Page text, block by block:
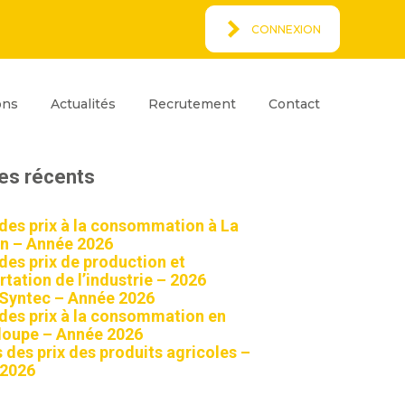
CONNEXION
Actualités Recrutement Contact
récents
prix à la consommation à La
– Année 2026
prix de production et
de l’industrie – 2026
– Année 2026
prix à la consommation en
– Année 2026
des prix des produits agricoles –